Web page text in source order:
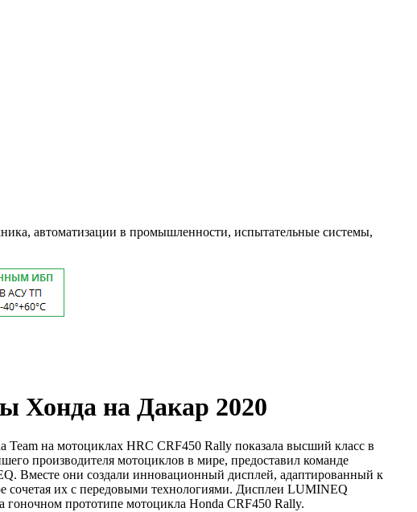
автоматизации в промышленности, испытательные системы,
Хонда на Дакар 2020
на мотоциклах HRC CRF450 Rally показала высший класс в
производителя мотоциклов в мире, предоставил команде
Вместе они создали инновационный дисплей, адаптированный к
их с передовыми технологиями. Дисплеи LUMINEQ
прототипе мотоцикла Honda CRF450 Rally.